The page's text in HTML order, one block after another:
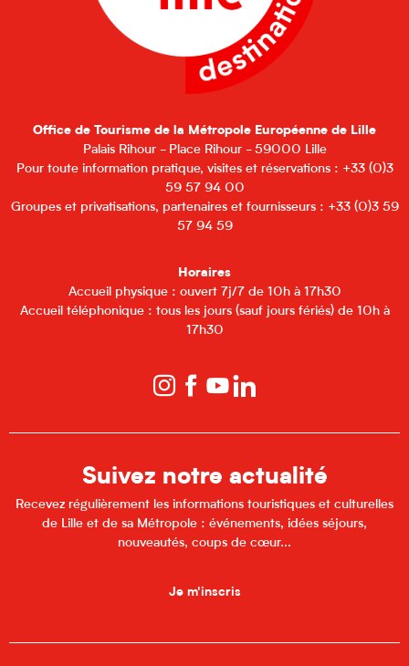
Office de Tourisme de la Métropole Européenne de Lille
Palais Rihour - Place Rihour - 59000 Lille
Pour toute information pratique, visites et réservations : +33 (0)3
59 57 94 00
Groupes et privatisations, partenaires et fournisseurs : +33 (0)3 59
57 94 59
Horaires
Accueil physique : ouvert 7j/7 de 10h à 17h30
Accueil téléphonique : tous les jours (sauf jours fériés) de 10h à
17h30
Suivez notre actualité
Recevez régulièrement les informations touristiques et culturelles
de Lille et de sa Métropole : événements, idées séjours,
nouveautés, coups de cœur...
Je m'inscris